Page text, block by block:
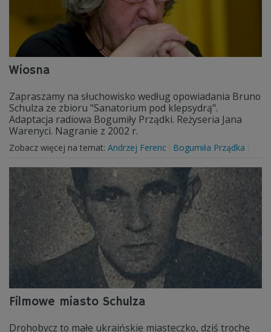
Wiosna
Zapraszamy na słuchowisko według opowiadania Bruno
Schulza ze zbioru "Sanatorium pod klepsydrą".
Adaptacja radiowa Bogumiły Prządki. Reżyseria Jana
Warenyci. Nagranie z 2002 r.
Zobacz więcej na temat: Andrzej Ferenc Bogumiła Prządka
Filmowe miasto Schulza
Drohobycz to małe ukraińskie miasteczko, dziś trochę